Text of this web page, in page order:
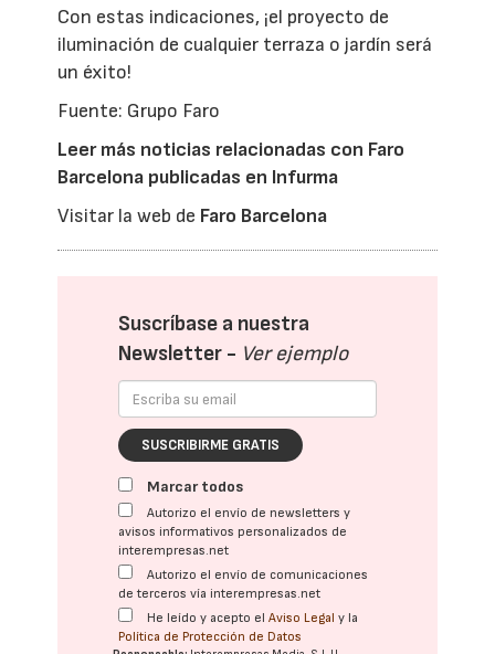
Con estas indicaciones, ¡el proyecto de
iluminación de cualquier terraza o jardín será
un éxito!
Fuente: Grupo Faro
Leer más noticias relacionadas con Faro
Barcelona publicadas en Infurma
Visitar la web de Faro Barcelona
Suscríbase a nuestra
Newsletter - Ver ejemplo
SUSCRIBIRME GRATIS
Marcar todos
Autorizo el envío de newsletters y
avisos informativos personalizados de
interempresas.net
Autorizo el envío de comunicaciones
de terceros vía interempresas.net
He leído y acepto elAviso Legal y la
Política de Protección de Datos